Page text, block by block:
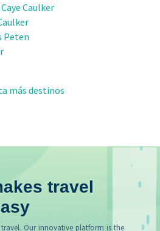
Caulker
Peten
más destinos
travel
Our innovative platform is the